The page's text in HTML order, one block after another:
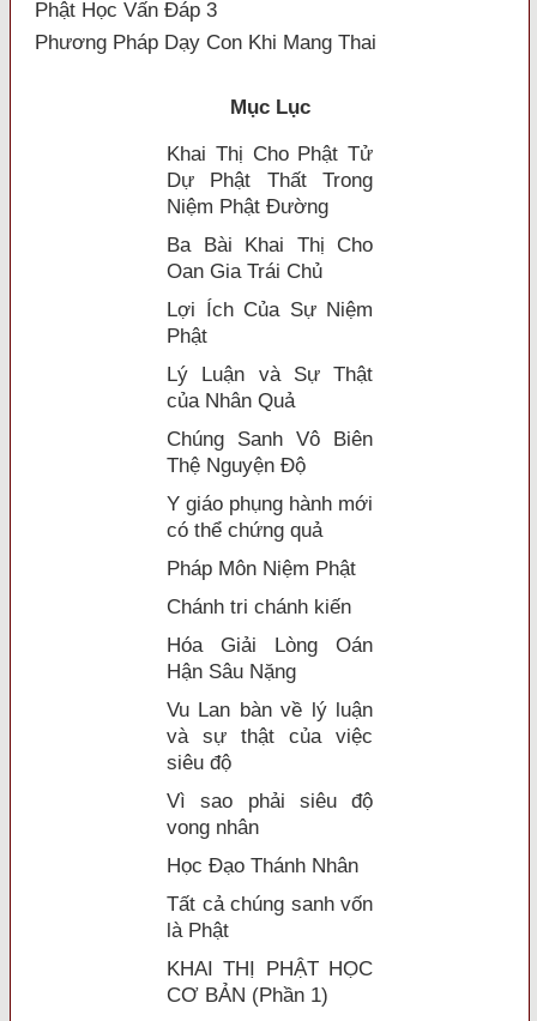
Phật Học Vấn Đáp 3
Phương Pháp Dạy Con Khi Mang Thai
Mục Lục
Khai Thị Cho Phật Tử
Dự Phật Thất Trong
Niệm Phật Ðường
Ba Bài Khai Thị Cho
Oan Gia Trái Chủ
Lợi Ích Của Sự Niệm
Phật
Lý Luận và Sự Thật
của Nhân Quả
Chúng Sanh Vô Biên
Thệ Nguyện Độ
Y giáo phụng hành mới
có thể chứng quả
Pháp Môn Niệm Phật
Chánh tri chánh kiến
Hóa Giải Lòng Oán
Hận Sâu Nặng
Vu Lan bàn về lý luận
và sự thật của việc
siêu độ
Vì sao phải siêu độ
vong nhân
Học Đạo Thánh Nhân
Tất cả chúng sanh vốn
là Phật
KHAI THỊ PHẬT HỌC
CƠ BẢN (Phần 1)